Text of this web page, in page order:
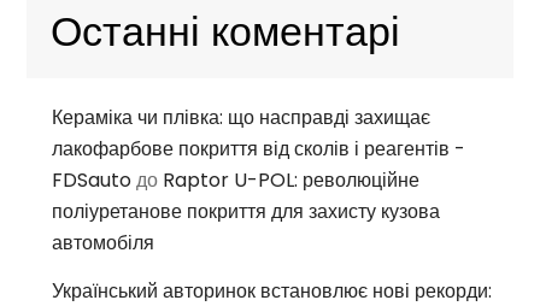
Останні коментарі
Кераміка чи плівка: що насправді захищає
лакофарбове покриття від сколів і реагентів -
FDSautoдо Raptor U-POL: революційне
поліуретанове покриття для захисту кузова
автомобіля
Український авторинок встановлює нові рекорди: